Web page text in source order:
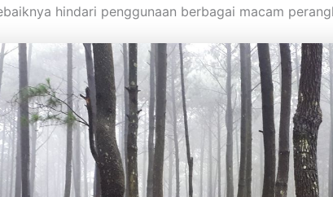
hindari penggunaan berbagai macam